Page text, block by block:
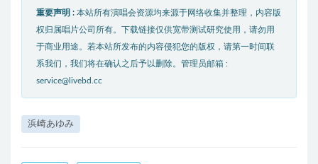
重要声明 : 本站所有演唱会资源均来源于网络收集并整理，内容版
权归属唱片公司所有。下载链接仅供宽带测试研究使用，请勿用
于商业用途。若本站所发布的内容侵犯您的版权，请第一时间联
系我们，我们将在确认之后予以删除。管理员邮箱 :
service@livebd.cc
浜崎あゆみ